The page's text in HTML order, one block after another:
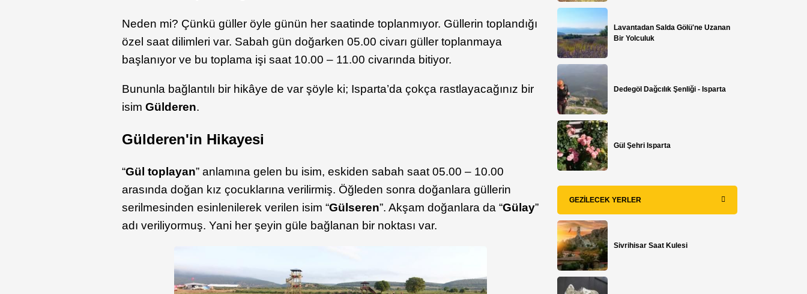
Neden mi? Çünkü güller öyle günün her saatinde toplanmıyor. Güllerin toplandığı
özel saat dilimleri var. Sabah gün doğarken 05.00 civarı güller toplanmaya
başlanıyor ve bu toplama işi saat 10.00 – 11.00 civarında bitiyor.
Bununla bağlantılı bir hikâye de var şöyle ki; Isparta’da çokça rastlayacağınız bir
isimGülderen.
Gülderen'in Hikayesi
“Gül toplayan” anlamına gelen bu isim, eskiden sabah saat 05.00 – 10.00
arasında doğan kız çocuklarına verilirmiş. Öğleden sonra doğanlara güllerin
serilmesinden esinlenilerek verilen isim “Gülseren”. Akşam doğanlara da “Gülay”
adı veriliyormuş. Yani her şeyin güle bağlanan bir noktası var.
Lavantadan Salda Gölü'ne Uzanan
Bir Yolculuk
Dedegöl Dağcılık Şenliği - Isparta
Gül Şehri Isparta
GEZILECEK YERLER
Sivrihisar Saat Kulesi